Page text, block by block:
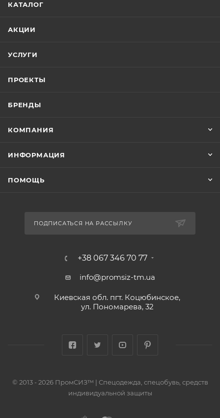
КАТАЛОГ
АКЦИИ
УСЛУГИ
ПРОЕКТЫ
БРЕНДЫ
КОМПАНИЯ
ИНФОРМАЦИЯ
ПОМОЩЬ
ПОДПИСАТЬСЯ НА РАССЫЛКУ
+38 067 346 70 77
info@promsiz-tm.ua
Киевская обл. пгт. Коцюбинское,
ул. Пономарева, 32
© 2013 - 2026 ПромСИЗ™ | Спецодежда, спецобувь, средств
индивидуальной защиты